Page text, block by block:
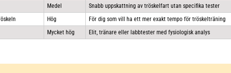
Medel
Snabb uppskattning av tröskelfart utan specifika tester
Hög
För dig som vill ha ett mer exakt tempo för tröskelträning
Mycket hög Elit, tränare eller labbtester med fysiologisk analys